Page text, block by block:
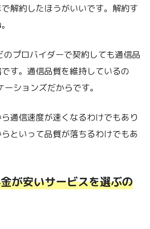
解約したほうがいいです。解約す
のプロバイダーで契約しても通信品
す。通信品質を維持しているの
ションズだからです。
通信速度が速くなるわけでもあり
といって品質が落ちるわけでもあ
が安いサービスを選ぶの